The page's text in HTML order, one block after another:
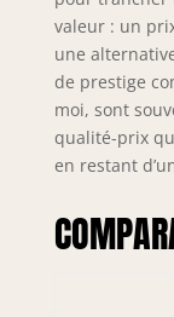
valeur : un
une
de prestige
moi, sont
qualité-prix
en restant